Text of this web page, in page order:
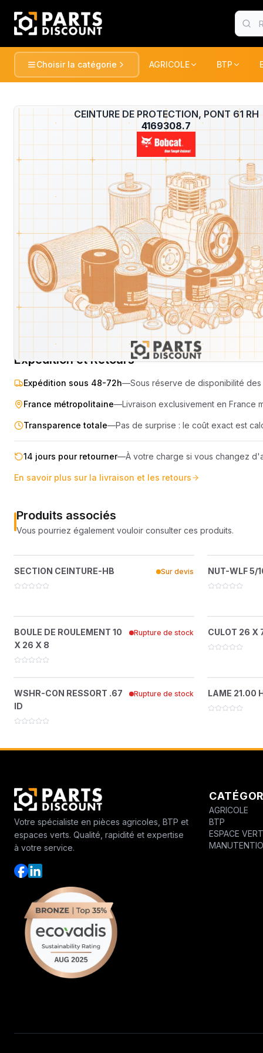
Choisir la catégorie
MARQUES
AGRICOLE
TRACTEURS ET RECOLTE
PULVERISATION
CONSOMABLE
CHARGEUR
FENAISON
GATOR
SEMOIR
ELEVAGE
PIECES TECHNIQUE
REMORQUE
BTP
DUMPER
PELLES /
PELLES
MOTEUR
?
CEINTURE DE PROTECTION, PONT 61 RH
4169308.7
Machines compatibles(3)Avis
Expédition et Retours
Expédition sous 48-72h—Sous réserve de disponibilité
France métropolitaine—Livraison exclusivement en France
Transparence totale—Pas de surprise : le coût exact est
14 jours pour retourner—À votre charge si vous changez
En savoir plus sur la livraison et les retours
Produits associés
Vous pourriez également vouloir consulter ces produits.
?
4163569
SECTION CEINTURE-HB Sur devis NUT-WLF 5/
?
4128004
BOULE DE ROULEMENT 10
X 26 X 8
Rupture de stock CULOT 26 X
?
64209-03
WSHR-CON RESSORT .67
ID
Rupture de stock LAME 21.00
Votre spécialiste en pièces agricoles, BTP et
espaces verts. Qualité, rapidité et expertise
à votre service.
AGRICOLE
BTP
ESPACE VERT